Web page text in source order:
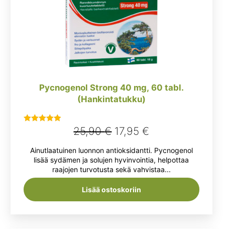
Pycnogenol Strong 40 mg, 60 tabl.
(Hankintatukku)
5.00/ 5
25,90€ Alkuperäinen
hinta
oli:
25,90 €.
17,95€
hinta
on:
17,95 €.
Ainutlaatuinen luonnon antioksidantti. Pycnogenol
lisää sydämen ja solujen hyvinvointia, helpottaa
raajojen turvotusta sekä vahvistaa...
Lisää ostoskoriin